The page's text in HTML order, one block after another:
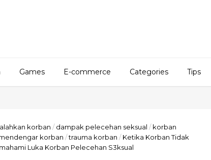
Games E-commerce Categories Tips
korban / dampak pelecehan seksual / korban
korban /trauma korban / Ketika Korban Tidak
Luka Korban Pelecehan S3ksual